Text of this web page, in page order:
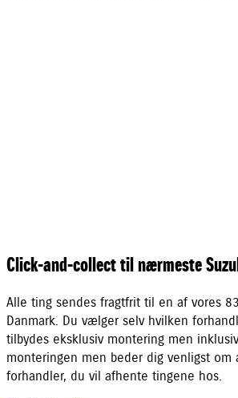
Click-and-collect til nærmeste
Alle ting sendes fragtfrit til en af vores
Danmark. Du vælger selv hvilken
tilbydes eksklusiv montering men
monteringen men beder dig venligst
forhandler, du vil afhente tingene hos.